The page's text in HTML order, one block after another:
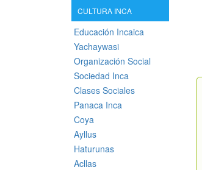
CULTURA INCA
Educación Incaica
Yachaywasi
Organización Social
Sociedad Inca
Clases Sociales
Panaca Inca
Coya
Ayllus
Haturunas
Acllas